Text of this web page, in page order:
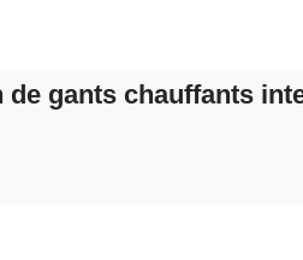
de gants chauffants